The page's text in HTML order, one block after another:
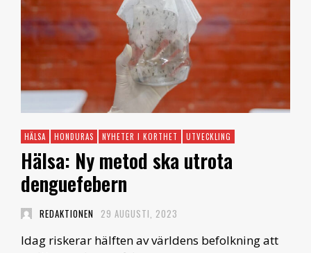
HÄLSA HONDURAS NYHETER I KORTHET UTVECKLING
Hälsa: Ny metod ska utrota
denguefebern
REDAKTIONEN 29 AUGUSTI, 2023
Idag riskerar hälften av världens befolkning att